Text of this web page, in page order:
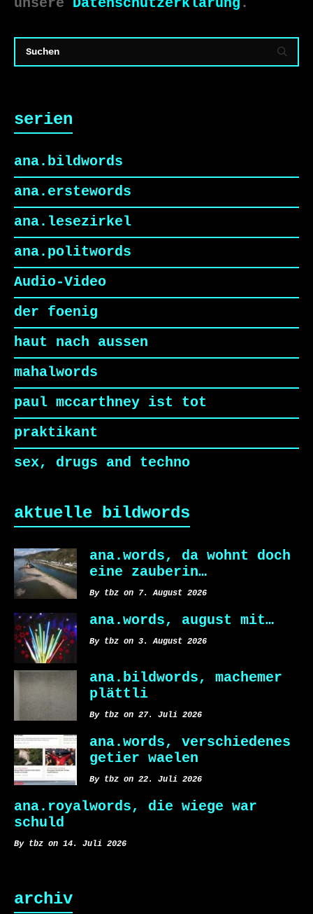
unsere Datenschutzerklärung .
serien
ana.bildwords
ana.erstewords
ana.lesezirkel
ana.politwords
Audio-Video
der foenig
haut nach aussen
mahalwords
paul mccarthney ist tot
praktikant
sex, drugs and techno
aktuelle bildwords
ana.words, da wohnt doch
eine zauberin…
By tbz on 7. August 2026
ana.words, august mit…
By tbz on 3. August 2026
ana.bildwords, machemer
plättli
By tbz on 27. Juli 2026
ana.words, verschiedenes
getier waelen
By tbz on 22. Juli 2026
ana.royalwords, die wiege war
schuld
By tbz on 14. Juli 2026
archiv